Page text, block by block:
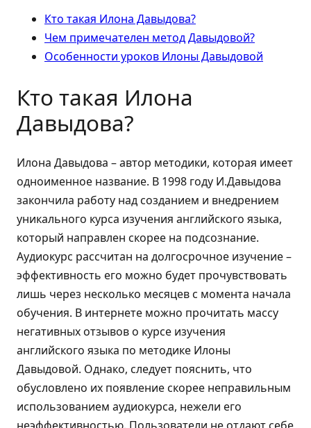
Кто такая Илона Давыдова?
Чем примечателен метод Давыдовой?
Особенности уроков Илоны Давыдовой
Кто такая Илона
Давыдова?
Илона Давыдова – автор методики, которая имеет
одноименное название. В 1998 году И.Давыдова
закончила работу над созданием и внедрением
уникального курса изучения английского языка,
который направлен скорее на подсознание.
Аудиокурс рассчитан на долгосрочное изучение –
эффективность его можно будет прочувствовать
лишь через несколько месяцев с момента начала
обучения. В интернете можно прочитать массу
негативных отзывов о курсе изучения
английского языка по методике Илоны
Давыдовой. Однако, следует пояснить, что
обусловлено их появление скорее неправильным
использованием аудиокурса, нежели его